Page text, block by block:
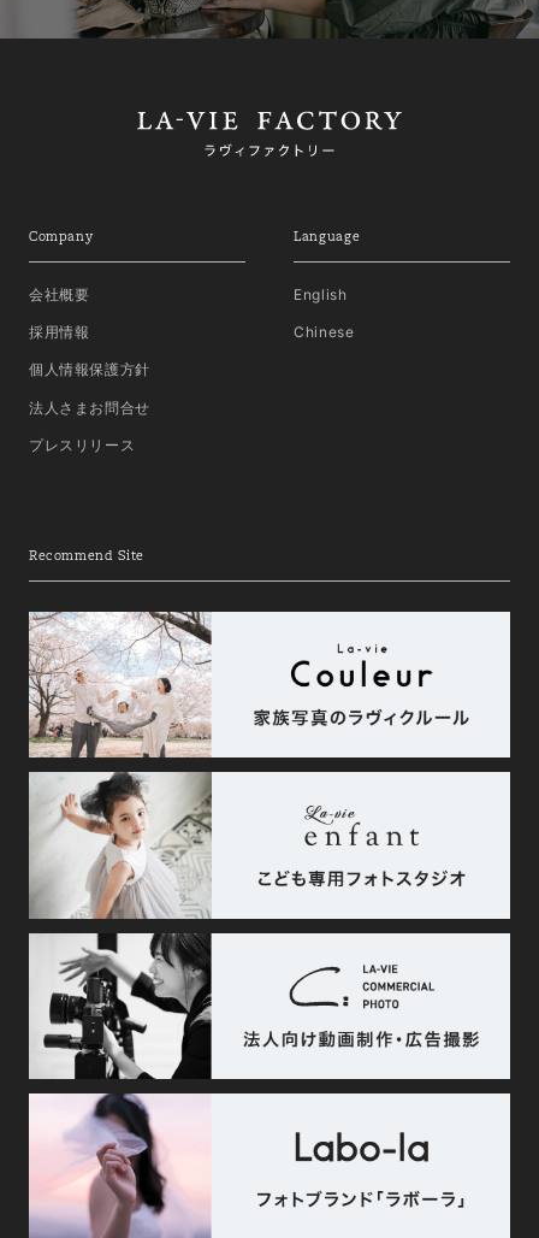
Company
会社概要
採用情報
個人情報保護方針
法人さまお問合せ
プレスリリース
Language
English
Chinese
Recommend Site